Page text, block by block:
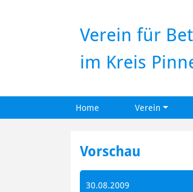
Verein für
im Kreis
Home Verein
Vorschau
30.08.2009